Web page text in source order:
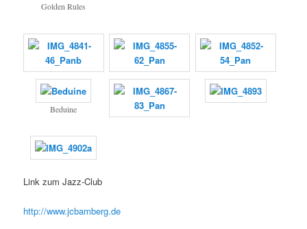
Golden Rules
Beduine
Link zum Jazz-Club
http://www.jcbamberg.de